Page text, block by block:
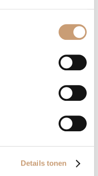
Details tonen